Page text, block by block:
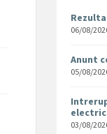
06/08/
Anunt
05/08/
03/08/